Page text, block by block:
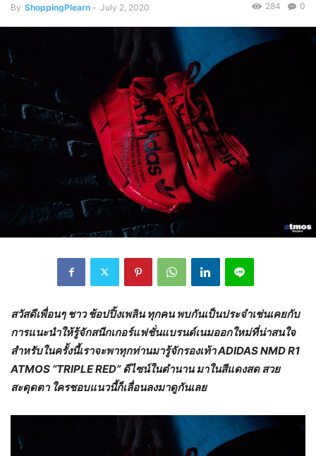
By ShoppingPlearn - July 2, 2020 0
284
สวัสดีเพื่อนๆ ชาว ช้อปปิ้งเพลิน ทุกคน พบกันเป็นประจำเช่นเคยกับ
การแนะนำให้รู้จักสนีกเกอร์แฟชั่นแบรนด์เนมออกใหม่ที่น่าสนใจ
สำหรับในครั้งนี้เราจะพาทุกท่านมารู้จักรองเท้า ADIDAS NMD R1
ATMOS “TRIPLE RED” ดีไซน์ในตำนาน มาในสีแดงสด สวย
สะดุดตา ใครชอบแนวนี้ก็เลื่อนลงมาดูกันเลย